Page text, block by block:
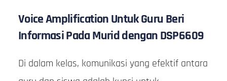
Voice Amplification Untuk Guru Beri
Informasi Pada Murid dengan DSP6609
Di dalam kelas, komunikasi yang efektif antara